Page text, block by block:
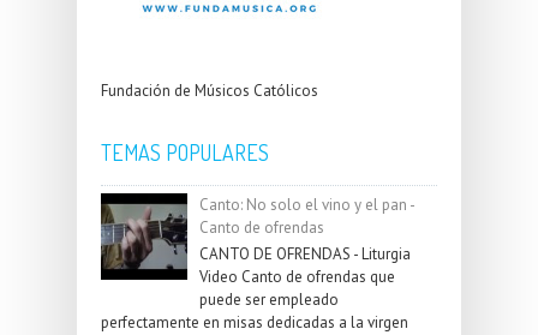
Fundación de Músicos Católicos
TEMAS POPULARES
Canto: No solo el vino y el pan -
Canto de ofrendas
CANTO DE OFRENDAS - Liturgia
Video Canto de ofrendas que
puede ser empleado
perfectamente en misas dedicadas a la virgen